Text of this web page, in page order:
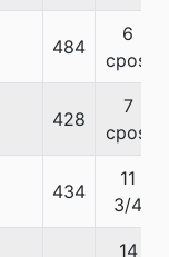
484
6
cpos.
428
7
cpos.
434
11
3/4
14